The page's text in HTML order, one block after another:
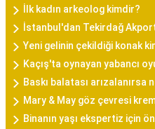
İlk kadın arkeolog kimdir?
İstanbul'dan Tekirdağ
Yeni gelinin çekildiği konak
Kaçış'ta oynayan yabancı
Baskı balatası arızalanırsa
Mary & May göz çevresi
Binanın yaşı ekspertiz için